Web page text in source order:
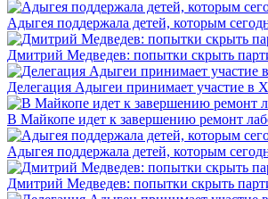
Адыгея поддержала детей, которым
Дмитрий Медведев: попытки скрыть
Делегация Адыгеи принимает участие
В Майкопе идет к завершению ремонт
Адыгея поддержала детей, которым
Дмитрий Медведев: попытки скрыть